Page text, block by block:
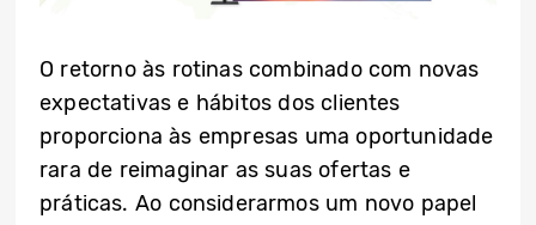
O retorno às rotinas combinado com novas
expectativas e hábitos dos clientes
proporciona às empresas uma oportunidade
rara de reimaginar as suas ofertas e
práticas. Ao considerarmos um novo papel